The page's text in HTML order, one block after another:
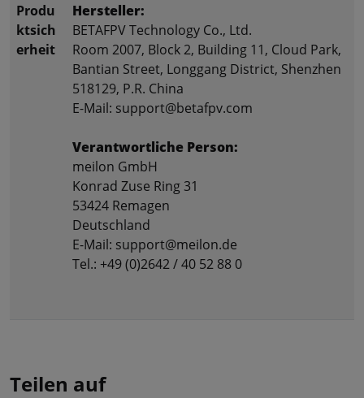
Produ
ktsich
erheit
Hersteller:
BETAFPV Technology Co., Ltd.
Room 2007, Block 2, Building 11, Cloud Park,
Bantian Street, Longgang District, Shenzhen
518129, P.R. China
E-Mail: support@betafpv.com
Verantwortliche Person:
meilon GmbH
Konrad Zuse Ring 31
53424 Remagen
Deutschland
E-Mail: support@meilon.de
Tel.: +49 (0)2642 / 40 52 88 0
Teilen auf